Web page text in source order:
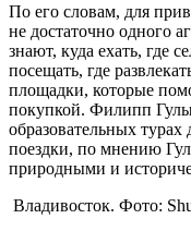
По его словам, для
не достаточно одного
знают, куда ехать, где
посещать, где
площадки, которые
покупкой. Филипп
образовательных
поездки, по мнению
природными и
Владивосток. Фото: